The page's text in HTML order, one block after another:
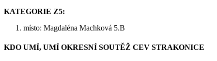
KATEGORIE Z5:
místo: Magdaléna Machková 5.B
KDO UMÍ, UMÍ OKRESNÍ SOUTĚŽ CEV STRAKONICE